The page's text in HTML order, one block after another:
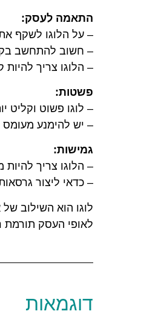
התאמה לעסק:
– על הלוגו לשקף
– חשוב להתחשב
– הלוגו צריך
פשטות:
– לוגו פשוט וקליט
– יש להימנע
גמישות:
– הלוגו צריך להיות
– כדאי ליצור
לוגו הוא השילוב
לאופי העסק תורמת
דוגמאות